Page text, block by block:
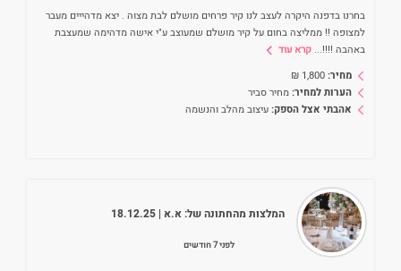
בחרנו בדפנה היקרה לעצב לנו קיר פרחים מושלם לבת מצוה . יצא מדהייים מעבר
למצופה !! ממליצה בחום על קיר מושלם שמעוצב ע"י אישה מדהימה שמעצבת
באהבה !!!!... קרא עוד
מחיר:1,800
₪
הערות למחיר:מחיר סביר
אהבתי אצל הספק:עיצוב מהלב והנשמה
לפני 7 חודשים
המלצות מהחתונה של:א.א | 18.12.25